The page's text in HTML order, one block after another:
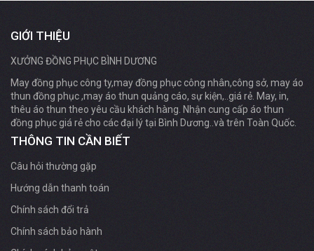
GIỚI THIỆU
XƯỞNG ĐỒNG PHỤC BÌNH DƯƠNG
May đồng phục công ty,may đồng phục công nhân,công sở, may áo
thun đồng phục ,may áo thun quảng cáo, sự kiện,..giá rẻ. May, in,
thêu áo thun theo yêu cầu khách hàng. Nhận cung cấp áo thun
đồng phục giá rẻ cho các đại lý tại Bình Dương..và trên Toàn Quốc.
THÔNG TIN CẦN BIẾT
Câu hỏi thường gặp
Hướng dẫn thanh toán
Chính sách đổi trả
Chính sách bảo hành